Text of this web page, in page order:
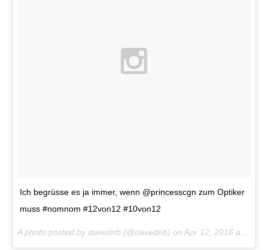
Ich begrüsse es ja immer, wenn @princesscgn zum Optiker
muss #nomnom #12von12 #10von12
A photo posted by davednb (@davednb) on Apr 12, 2016 at 9:24am PDT